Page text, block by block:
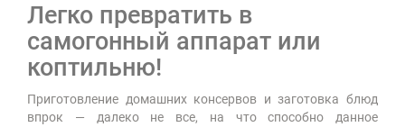
Легко превратить в
самогонный аппарат или
коптильню!
Приготовление домашних консервов и заготовка блюд
впрок — далеко не все, на что способно данное